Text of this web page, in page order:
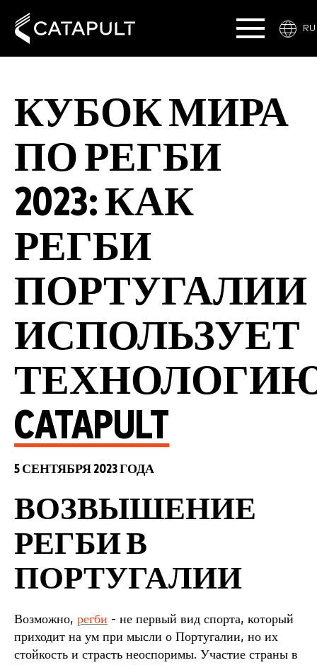
RU
КУБОК МИРА
ПО РЕГБИ
2023: КАК
РЕГБИ
ПОРТУГАЛИИ
ИСПОЛЬЗУЕТ
CATAPULT
5 СЕНТЯБРЯ 2023 ГОДА
ВОЗВЫШЕНИЕ
РЕГБИ В
ПОРТУГАЛИИ
Возможно, регби - не первый вид спорта, который
приходит на ум при мысли о Португалии, но их
стойкость и страсть неоспоримы. Участие страны в